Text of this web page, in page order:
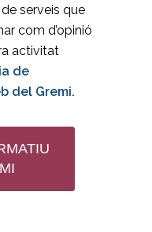
serveis que
com d’opinió
activitat
de
del Gremi.